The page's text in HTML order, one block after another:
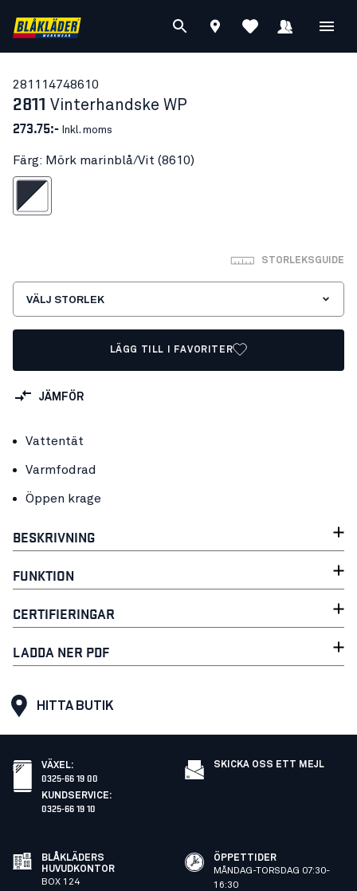
281114748610
2811 Vinterhandske WP
273.75:- Inkl. moms
Färg: Mörk marinblå/Vit (8610)
marinblå/Vit
STORLEKSGUIDE
VÄLJ STORLEK
LÄGG TILL I FAVORITER
JÄMFÖR
Vattentät
Varmfodrad
Öppen krage
BESKRIVNING
FUNKTION
CERTIFIERINGAR
LADDA NER PDF
HITTA BUTIK
VÄXEL:
0325-66 19 00
KUNDSERVICE:
0325-66 19 10
SKICKA OSS ETT MEJL
BLÅKLÄDERS
HUVUDKONTOR
BOX 124
ÖPPETTIDER
MÅNDAG-TORSDAG 07:30-
16:30